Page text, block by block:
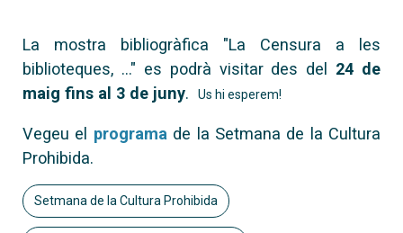
La mostra bibliogràfica "La Censura a les
biblioteques, ..." es podrà visitar des del 24 de
maig fins al 3 de juny. Us hi esperem!
Vegeu el programa de la Setmana de la Cultura
Prohibida.
Setmana de la Cultura Prohibida